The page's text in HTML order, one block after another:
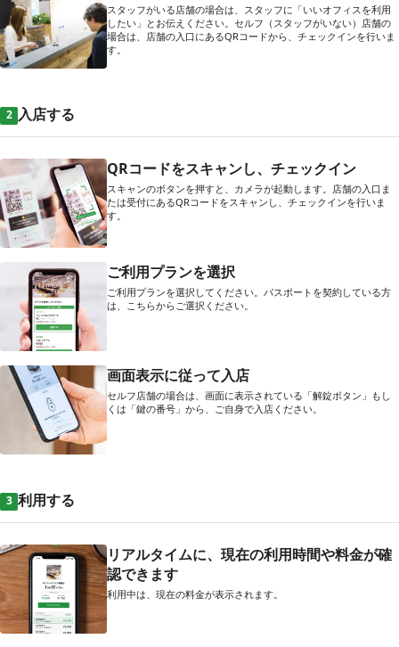
スタッフがいる店舗の場合は、スタッフに「いいオフィスを利用
したい」とお伝えください。セルフ（スタッフがいない）店舗の
場合は、店舗の入口にあるQRコードから、チェックインを行いま
す。
2 入店する
QRコードをスキャンし、チェックイン
スキャンのボタンを押すと、カメラが起動します。店舗の入口ま
たは受付にあるQRコードをスキャンし、チェックインを行いま
す。
ご利用プランを選択
ご利用プランを選択してください。パスポートを契約している方
は、こちらからご選択ください。
画面表示に従って入店
セルフ店舗の場合は、画面に表示されている「解錠ボタン」もし
くは「鍵の番号」から、ご自身で入店ください。
3 利用する
リアルタイムに、現在の利用時間や料金が確
認できます
利用中は、現在の料金が表示されます。